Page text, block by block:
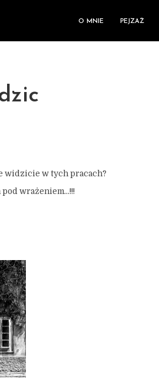
O MNIE PEJZAŻ
widzicie w tych pracach?
wrażeniem…!!!